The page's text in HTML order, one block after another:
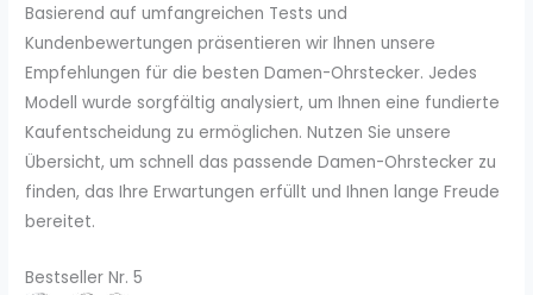
Basierend auf umfangreichen Tests und
Kundenbewertungen präsentieren wir Ihnen unsere
Empfehlungen für die besten Damen-Ohrstecker. Jedes
Modell wurde sorgfältig analysiert, um Ihnen eine fundierte
Kaufentscheidung zu ermöglichen. Nutzen Sie unsere
Übersicht, um schnell das passende Damen-Ohrstecker zu
finden, das Ihre Erwartungen erfüllt und Ihnen lange Freude
bereitet.
Bestseller Nr. 5